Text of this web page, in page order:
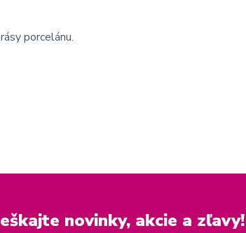
porcelánu.
novinky, akcie a zľavy!